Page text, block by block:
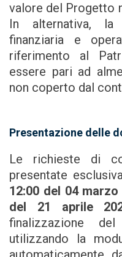
valore del Progetto
In alternativa, la
finanziaria e
riferimento al
essere pari ad
non coperto dal
Presentazione delle
Le richieste di
presentate
12:00 del 04 marzo
del 21 aprile
finalizzazione del
utilizzando la